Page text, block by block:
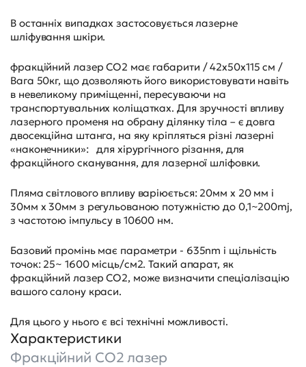
В останніх випадках застосовується лазерне
шліфування шкіри.
фракційний лазер СО2 має габарити / 42х50х115 см /
Вага 50кг, що дозволяють його використовувати навіть
в невеликому приміщенні, пересуваючи на
транспортувальних коліщатках. Для зручності впливу
лазерного променя на обрану ділянку тіла – є довга
двосекційна штанга, на яку кріпляться різні лазерні
«наконечники»: для хірургічного різання, для
фракційного сканування, для лазерної шліфовки.
Пляма світлового впливу варіюється: 20мм х 20 мм і
30мм х 30мм з регульованою потужністю до 0,1~200mj,
з частотою імпульсу в 10600 нм.
Базовий промінь має параметри - 635nm і щільність
точок: 25~ 1600 місць/см2. Такий апарат, як
фракційний лазер СО2, може визначити спеціалізацію
вашого салону краси.
Для цього у нього є всі технічні можливості.
Характеристики
Фракційний CO2 лазер